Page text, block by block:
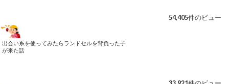
54,405件のビュー
出会い系を使ってみたらランドセルを背負った子
が来た話